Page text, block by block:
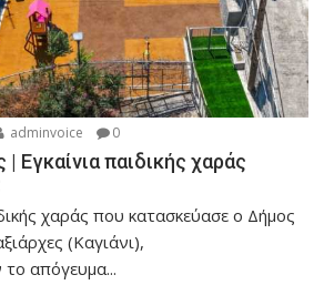
adminvoice 0
Εγκαίνια παιδικής χαράς
χαράς που κατασκεύασε ο Δήμος
(Καγιάνι),
απόγευμα...